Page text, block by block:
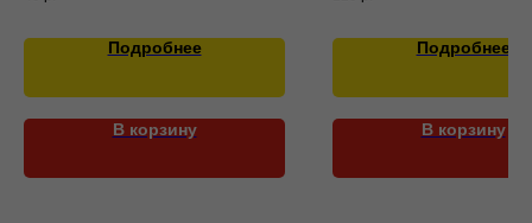
Подробнее
В корзину
Подробнее
В корзину